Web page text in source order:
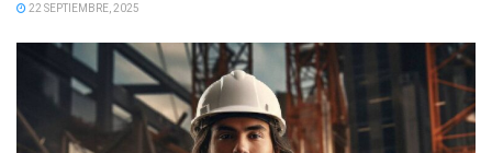
22 SEPTIEMBRE, 2025